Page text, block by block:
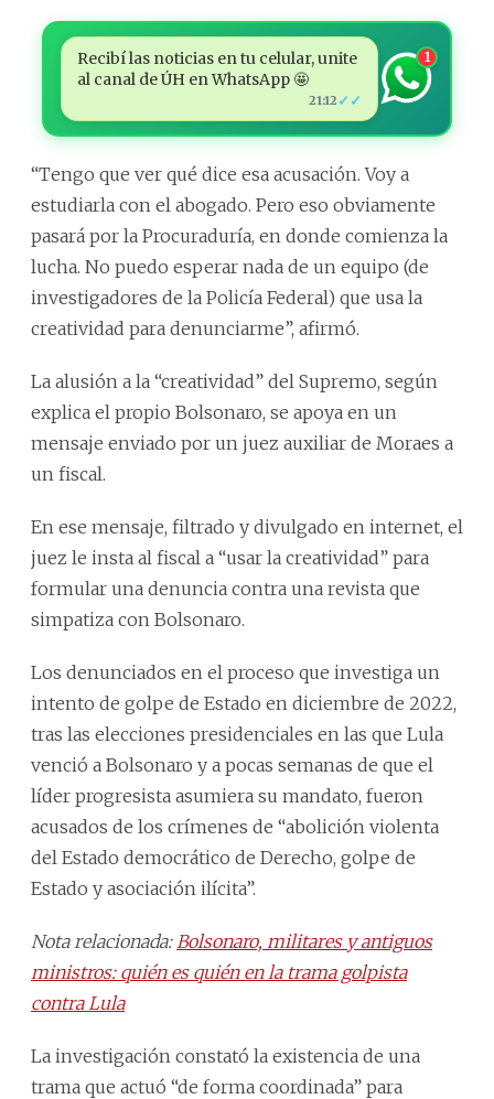
Recibí las noticias en tu celular, unite
al canal de ÚH en WhatsApp 🤩
21:12 ✓✓
1
“Tengo que ver qué dice esa acusación. Voy a
estudiarla con el abogado. Pero eso obviamente
pasará por la Procuraduría, en donde comienza la
lucha. No puedo esperar nada de un equipo (de
investigadores de la Policía Federal) que usa la
creatividad para denunciarme”, afirmó.
La alusión a la “creatividad” del Supremo, según
explica el propio Bolsonaro, se apoya en un
mensaje enviado por un juez auxiliar de Moraes a
un fiscal.
En ese mensaje, filtrado y divulgado en internet, el
juez le insta al fiscal a “usar la creatividad” para
formular una denuncia contra una revista que
simpatiza con Bolsonaro.
Los denunciados en el proceso que investiga un
intento de golpe de Estado en diciembre de 2022,
tras las elecciones presidenciales en las que Lula
venció a Bolsonaro y a pocas semanas de que el
líder progresista asumiera su mandato, fueron
acusados de los crímenes de “abolición violenta
del Estado democrático de Derecho, golpe de
Estado y asociación ilícita”.
Nota relacionada: Bolsonaro, militares y antiguos
ministros: quién es quién en la trama golpista
contra Lula
La investigación constató la existencia de una
trama que actuó “de forma coordinada” para